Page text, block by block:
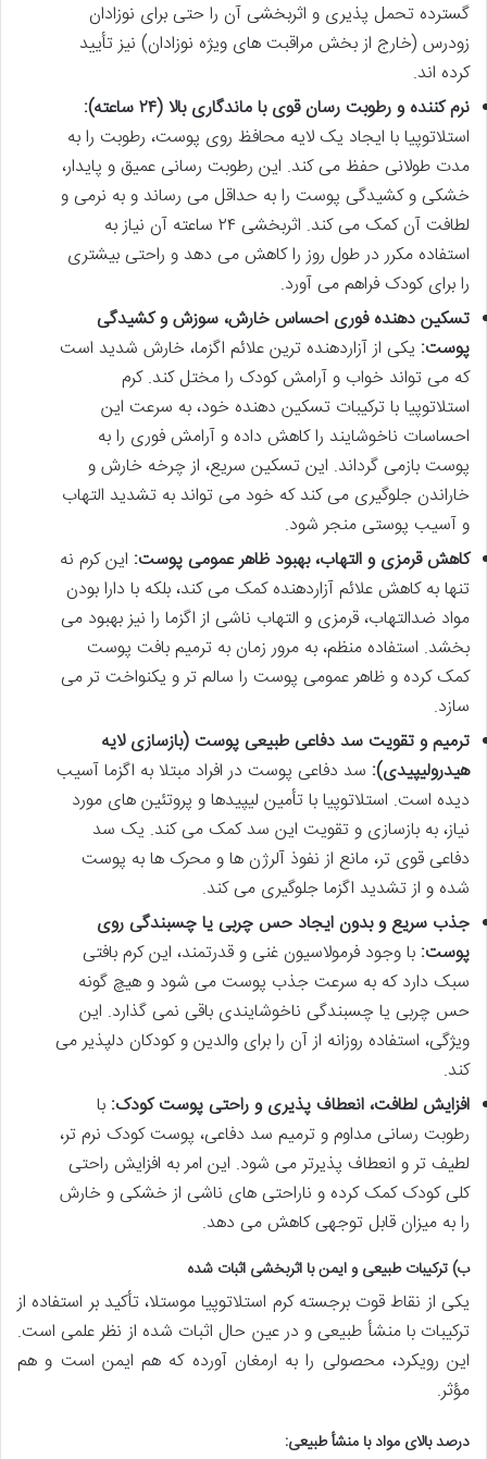
گسترده تحمل پذیری و اثربخشی آن را حتی برای نوزادان
زودرس (خارج از بخش مراقبت های ویژه نوزادان) نیز تأیید
کرده اند.
نرم کننده و رطوبت رسان قوی با ماندگاری بالا (۲۴ ساعته):
استلاتوپیا با ایجاد یک لایه محافظ روی پوست، رطوبت را به
مدت طولانی حفظ می کند. این رطوبت رسانی عمیق و پایدار،
خشکی و کشیدگی پوست را به حداقل می رساند و به نرمی و
لطافت آن کمک می کند. اثربخشی ۲۴ ساعته آن نیاز به
استفاده مکرر در طول روز را کاهش می دهد و راحتی بیشتری
را برای کودک فراهم می آورد.
تسکین دهنده فوری احساس خارش، سوزش و کشیدگی
پوست: یکی از آزاردهنده ترین علائم اگزما، خارش شدید است
که می تواند خواب و آرامش کودک را مختل کند. کرم
استلاتوپیا با ترکیبات تسکین دهنده خود، به سرعت این
احساسات ناخوشایند را کاهش داده و آرامش فوری را به
پوست بازمی گرداند. این تسکین سریع، از چرخه خارش و
خاراندن جلوگیری می کند که خود می تواند به تشدید التهاب
و آسیب پوستی منجر شود.
کاهش قرمزی و التهاب، بهبود ظاهر عمومی پوست: این کرم نه
تنها به کاهش علائم آزاردهنده کمک می کند، بلکه با دارا بودن
مواد ضدالتهاب، قرمزی و التهاب ناشی از اگزما را نیز بهبود می
بخشد. استفاده منظم، به مرور زمان به ترمیم بافت پوست
کمک کرده و ظاهر عمومی پوست را سالم تر و یکنواخت تر می
سازد.
ترمیم و تقویت سد دفاعی طبیعی پوست (بازسازی لایه
هیدرولیپیدی): سد دفاعی پوست در افراد مبتلا به اگزما آسیب
دیده است. استلاتوپیا با تأمین لیپیدها و پروتئین های مورد
نیاز، به بازسازی و تقویت این سد کمک می کند. یک سد
دفاعی قوی تر، مانع از نفوذ آلرژن ها و محرک ها به پوست
شده و از تشدید اگزما جلوگیری می کند.
جذب سریع و بدون ایجاد حس چربی یا چسبندگی روی
پوست: با وجود فرمولاسیون غنی و قدرتمند، این کرم بافتی
سبک دارد که به سرعت جذب پوست می شود و هیچ گونه
حس چربی یا چسبندگی ناخوشایندی باقی نمی گذارد. این
ویژگی، استفاده روزانه از آن را برای والدین و کودکان دلپذیر می
کند.
افزایش لطافت، انعطاف پذیری و راحتی پوست کودک: با
رطوبت رسانی مداوم و ترمیم سد دفاعی، پوست کودک نرم تر،
لطیف تر و انعطاف پذیرتر می شود. این امر به افزایش راحتی
کلی کودک کمک کرده و ناراحتی های ناشی از خشکی و خارش
را به میزان قابل توجهی کاهش می دهد.
ب) ترکیبات طبیعی و ایمن با اثربخشی اثبات شده
یکی از نقاط قوت برجسته کرم استلاتوپیا موستلا، تأکید بر استفاده از
ترکیبات با منشأ طبیعی و در عین حال اثبات شده از نظر علمی است.
این رویکرد، محصولی را به ارمغان آورده که هم ایمن است و هم
مؤثر.
درصد بالای مواد با منشأ طبیعی: